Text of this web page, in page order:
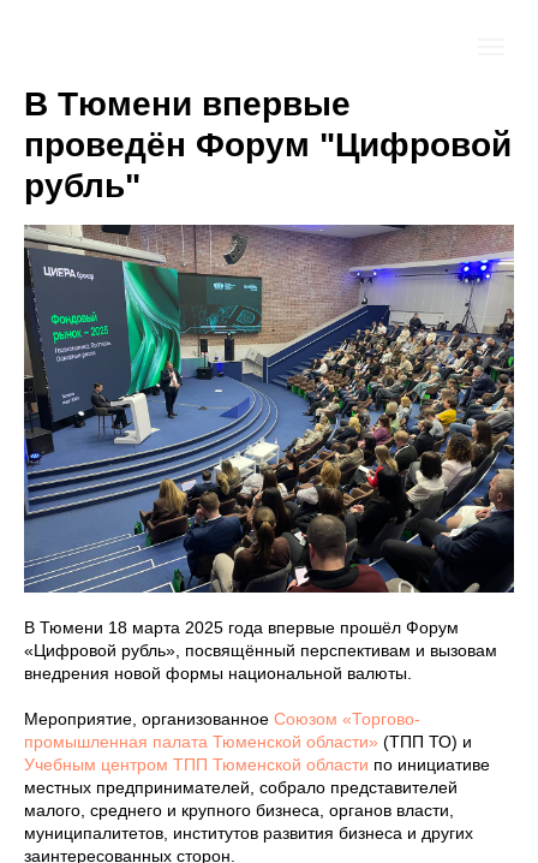
В Тюмени впервые
проведён Форум "Цифровой
рубль"
В Тюмени 18 марта 2025 года впервые прошёл Форум
«Цифровой рубль», посвящённый перспективам и вызовам
внедрения новой формы национальной валюты.
Мероприятие, организованное Союзом «Торгово-
промышленная палата Тюменской области» (ТПП ТО) и
Учебным центром ТПП Тюменской области по инициативе
местных предпринимателей, собрало представителей
малого, среднего и крупного бизнеса, органов власти,
муниципалитетов, институтов развития бизнеса и других
заинтересованных сторон.